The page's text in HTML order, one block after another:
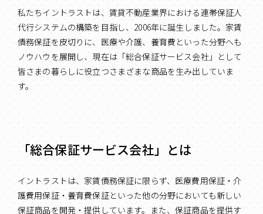
私たちイントラストは、賃貸不動産業界における連帯保証人
代行システムの構築を目指し、2006年に誕生しました。家賃
債務保証を皮切りに、医療や介護、養育費といった分野へも
ノウハウを展開し、現在は「総合保証サービス会社」として
皆さまの暮らしに役立つさまざまな商品を生み出していま
す。
「総合保証サービス会社」とは
イントラストは、家賃債務保証に限らず、医療費用保証・介
護費用保証・養育費保証といった他の分野においても新しい
保証商品を開発・提供しています。また、保証商品を提供す